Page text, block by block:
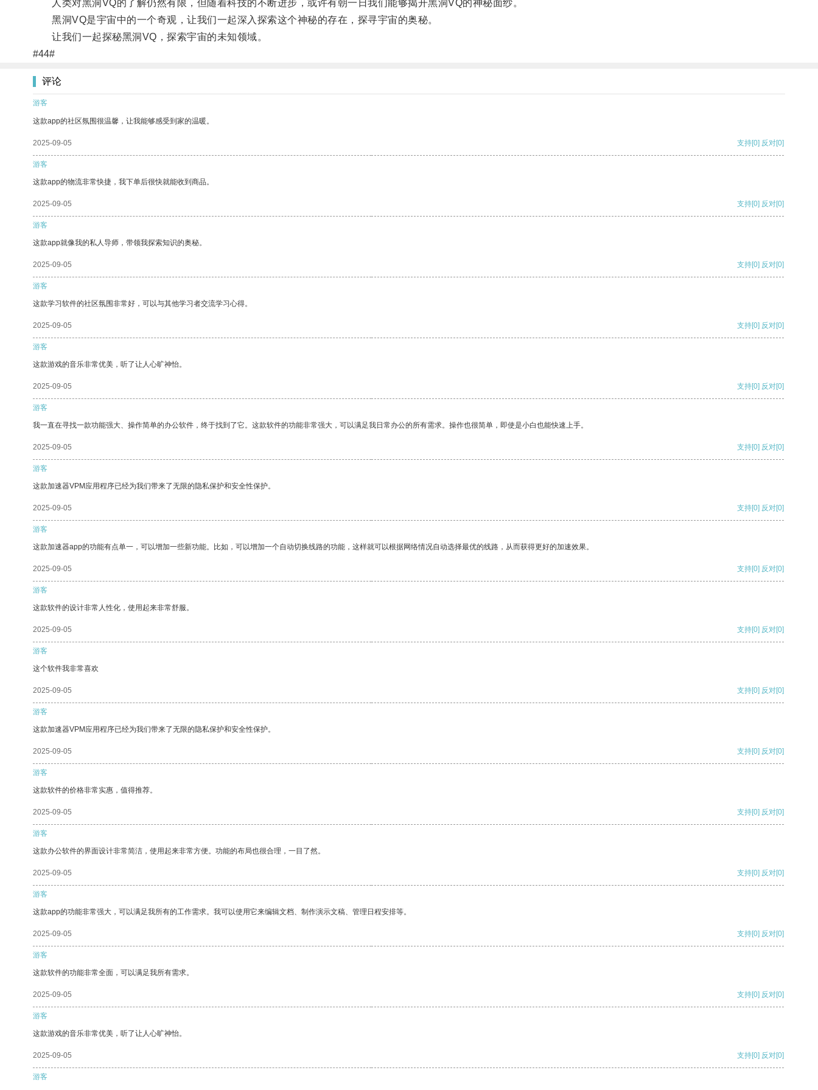
人类对黑洞VQ的了解仍然有限，但随着科技的不断进步，或许有朝一日我们能够揭开黑洞VQ的神秘面纱。
黑洞VQ是宇宙中的一个奇观，让我们一起深入探索这个神秘的存在，探寻宇宙的奥秘。
让我们一起探秘黑洞VQ，探索宇宙的未知领域。
#44#
评论
游客
这款app的社区氛围很温馨，让我能够感受到家的温暖。
2025-09-05 支持[0] 反对[0]
游客
这款app的物流非常快捷，我下单后很快就能收到商品。
2025-09-05 支持[0] 反对[0]
游客
这款app就像我的私人导师，带领我探索知识的奥秘。
2025-09-05 支持[0] 反对[0]
游客
这款学习软件的社区氛围非常好，可以与其他学习者交流学习心得。
2025-09-05 支持[0] 反对[0]
游客
这款游戏的音乐非常优美，听了让人心旷神怡。
2025-09-05 支持[0] 反对[0]
游客
我一直在寻找一款功能强大、操作简单的办公软件，终于找到了它。这款软件的功能非常强大，可以满足我日常办公的所有需求。操作也很简单，即使是小白也能快速上手。
2025-09-05 支持[0] 反对[0]
游客
这款加速器VPM应用程序已经为我们带来了无限的隐私保护和安全性保护。
2025-09-05 支持[0] 反对[0]
游客
这款加速器app的功能有点单一，可以增加一些新功能。比如，可以增加一个自动切换线路的功能，这样就可以根据网络情况自动选择最优的线路，从而获得更好的加速效果。
2025-09-05 支持[0] 反对[0]
游客
这款软件的设计非常人性化，使用起来非常舒服。
2025-09-05 支持[0] 反对[0]
游客
这个软件我非常喜欢
2025-09-05 支持[0] 反对[0]
游客
这款加速器VPM应用程序已经为我们带来了无限的隐私保护和安全性保护。
2025-09-05 支持[0] 反对[0]
游客
这款软件的价格非常实惠，值得推荐。
2025-09-05 支持[0] 反对[0]
游客
这款办公软件的界面设计非常简洁，使用起来非常方便。功能的布局也很合理，一目了然。
2025-09-05 支持[0] 反对[0]
游客
这款app的功能非常强大，可以满足我所有的工作需求。我可以使用它来编辑文档、制作演示文稿、管理日程安排等。
2025-09-05 支持[0] 反对[0]
游客
这款软件的功能非常全面，可以满足我所有需求。
2025-09-05 支持[0] 反对[0]
游客
这款游戏的音乐非常优美，听了让人心旷神怡。
2025-09-05 支持[0] 反对[0]
游客